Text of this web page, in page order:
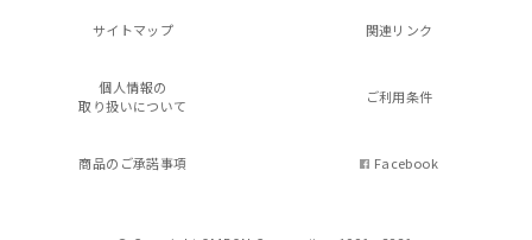
サイトマップ 関連リンク
個人情報の
取り扱いについて
ご利用条件
商品のご承諾事項 Facebook